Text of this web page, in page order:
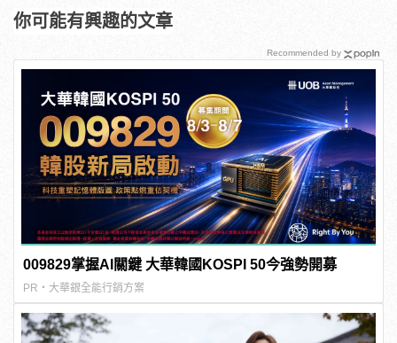
你可能有興趣的文章
009829掌握AI關鍵 大華韓國KOSPI 50今強勢開募
PR・大華銀全能行銷方案
Recommended by